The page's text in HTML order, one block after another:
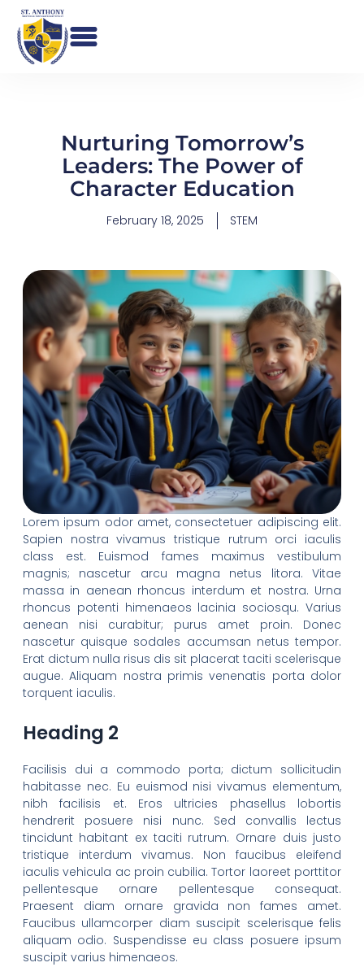
Skip
content
Nurturing Tomorrow’s
Leaders: The Power of
Character Education
February 18, 2025 STEM
Lorem ipsum odor amet, consectetuer adipiscing elit.
Sapien nostra vivamus tristique rutrum orci iaculis
class est. Euismod fames maximus vestibulum
magnis; nascetur arcu magna netus litora. Vitae
massa in aenean rhoncus interdum et nostra. Urna
rhoncus potenti himenaeos lacinia sociosqu. Varius
aenean nisi curabitur; purus amet proin. Donec
nascetur quisque sodales accumsan netus tempor.
Erat dictum nulla risus dis sit placerat taciti scelerisque
augue. Aliquam nostra primis venenatis porta dolor
torquent iaculis.
Heading 2
Facilisis dui a commodo porta; dictum sollicitudin
habitasse nec. Eu euismod nisi vivamus elementum,
nibh facilisis et. Eros ultricies phasellus lobortis
hendrerit posuere nisi nunc. Sed convallis lectus
tincidunt habitant ex taciti rutrum. Ornare duis justo
tristique interdum vivamus. Non faucibus eleifend
iaculis vehicula ac proin cubilia. Tortor laoreet porttitor
pellentesque ornare pellentesque consequat.
Praesent diam ornare gravida non fames amet.
Faucibus ullamcorper diam suscipit scelerisque felis
aliquam odio. Suspendisse eu class posuere ipsum
suscipit varius himenaeos.